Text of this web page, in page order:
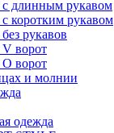
длинным рукавом
коротким рукавом
рукавов
ворот
ворот
и молнии
одежда